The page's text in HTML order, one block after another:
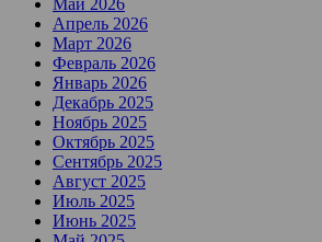
Апрель 2026
Март 2026
Февраль 2026
Январь 2026
Декабрь 2025
Ноябрь 2025
Октябрь 2025
Сентябрь 2025
Август 2025
Июль 2025
Июнь 2025